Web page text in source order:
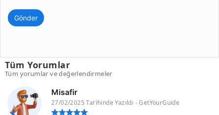
Gönder
Tüm Yorumlar
Tüm yorumlar ve değerlendirmeler
Misafir
27/02/2025 Tarihinde Yazıldı - GetYourGuide